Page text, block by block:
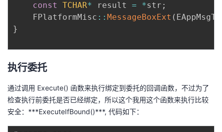
const
TCHAR* result = *str ;
    FPlatformMisc
: : MessageBoxExt (
}
执行委托
通过调用 Execute() 函数来执行绑定到委托的回调函数，不过为了
检查执行前委托是否已经绑定，所以这个我用这个函数来执行比较
安全：***ExecuteIfBound()***, 代码如下：